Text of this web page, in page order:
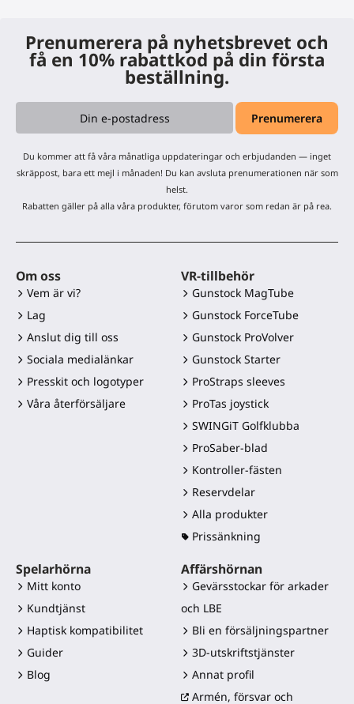
Prenumerera på nyhetsbrevet och
få en 10% rabattkod på din första
beställning.
Du kommer att få våra månatliga uppdateringar och erbjudanden — inget
skräppost, bara ett mejl i månaden! Du kan avsluta prenumerationen när som
helst.
Rabatten gäller på alla våra produkter, förutom varor som redan är på rea.
Om oss
Vem är vi?
Lag
Anslut dig till oss
Sociala medialänkar
Presskit och logotyper
Våra återförsäljare
VR-tillbehör
Gunstock MagTube
Gunstock ForceTube
Gunstock ProVolver
Gunstock Starter
ProStraps sleeves
ProTas joystick
SWINGiT Golfklubba
ProSaber-blad
Kontroller-fästen
Reservdelar
Alla produkter
Prissänkning
Spelarhörna
Mitt konto
Kundtjänst
Haptisk kompatibilitet
Guider
Blog
Affärshörnan
Gevärsstockar för arkader
och LBE
Bli en försäljningspartner
3D-utskriftstjänster
Annat profil
Armén, försvar och